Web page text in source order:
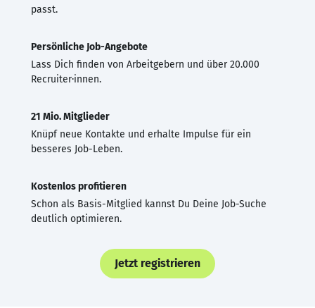
passt.
Persönliche Job-Angebote
Lass Dich finden von Arbeitgebern und über 20.000
Recruiter·innen.
21 Mio. Mitglieder
Knüpf neue Kontakte und erhalte Impulse für ein
besseres Job-Leben.
Kostenlos profitieren
Schon als Basis-Mitglied kannst Du Deine Job-Suche
deutlich optimieren.
Jetzt registrieren